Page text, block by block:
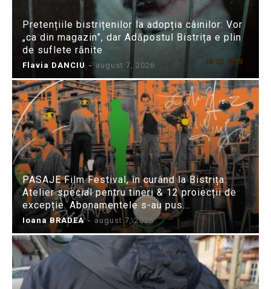
Pretențiile bistrițenilor la adopția câinilor: Vor
„ca din magazin”, dar Adăpostul Bistrița e plin
de suflete rănite
Flavia DANCIU - august 7, 2026
PASAJE Film Festival, în curând la Bistrița:
Atelier special pentru tineri & 12 proiecții de
excepție. Abonamentele s-au pus...
Ioana BRADEA - august 7, 2026